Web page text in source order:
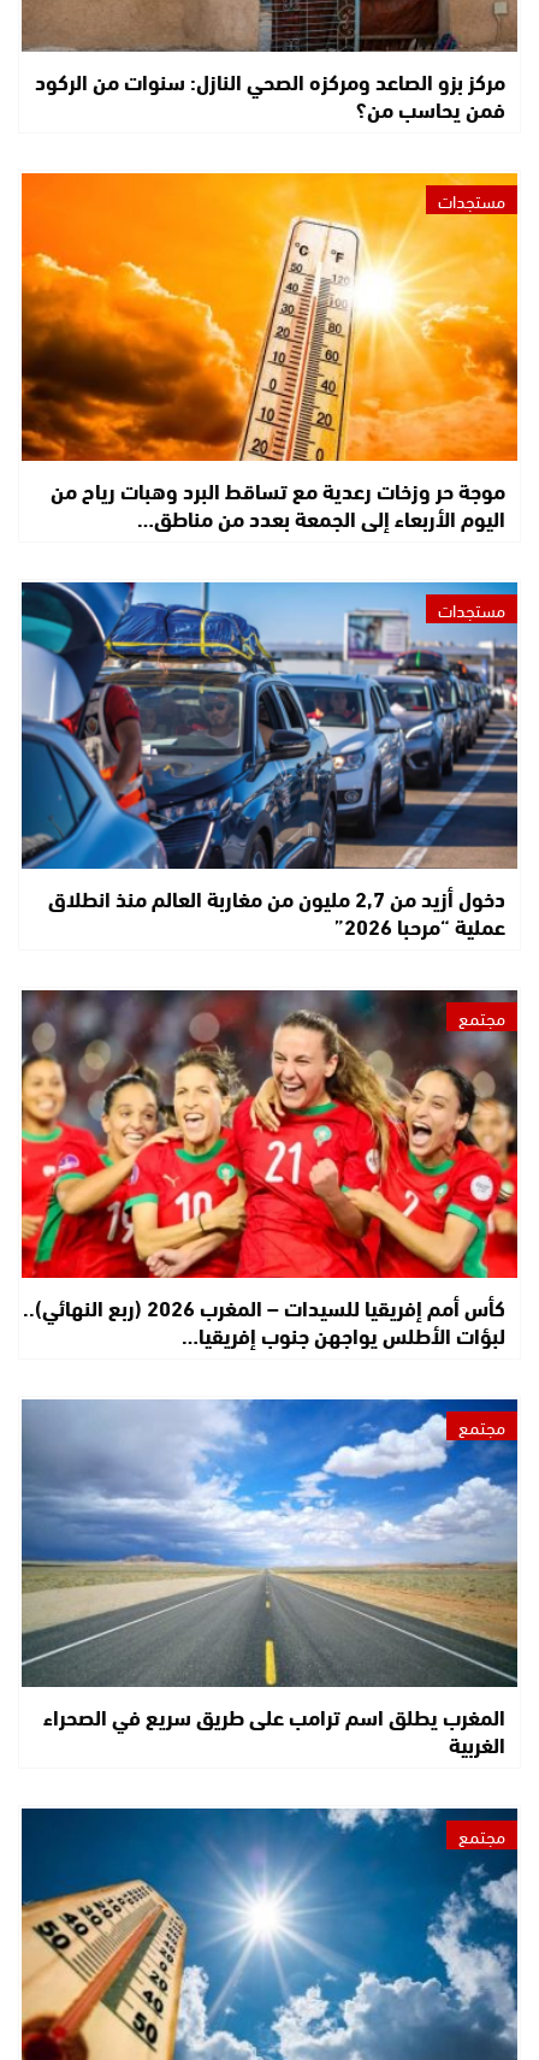
مركز بزو الصاعد ومركزه الصحي النازل: سنوات من الركود
فمن يحاسب من؟
مستجدات
موجة حر وزخات رعدية مع تساقط البرد وهبات رياح من
اليوم الأربعاء إلى الجمعة بعدد من مناطق…
مستجدات
دخول أزيد من 2,7 مليون من مغاربة العالم منذ انطلاق
عملية “مرحبا 2026”
مجتمع
كأس أمم إفريقيا للسيدات – المغرب 2026 (ربع النهائي)..
لبؤات الأطلس يواجهن جنوب إفريقيا…
مجتمع
المغرب يطلق اسم ترامب على طريق سريع في الصحراء
الغربية
مجتمع